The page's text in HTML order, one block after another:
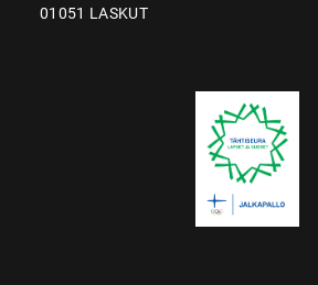
01051 LASKUT